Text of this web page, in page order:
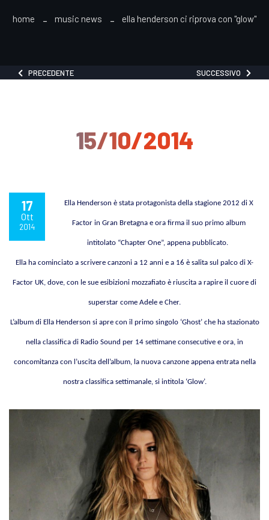
home music news ella henderson ci riprova con "glow"
PRECEDENTE SUCCESSIVO
15/10/2014
17
Ott
2014
Ella Henderson è stata protagonista della stagione 2012 di X
Factor in Gran Bretagna e ora firma il suo primo album
intitolato “Chapter One”, appena pubblicato.
Ella ha cominciato a scrivere canzoni a 12 anni e a 16 è salita sul palco di X-
Factor UK, dove, con le sue esibizioni mozzafiato è riuscita a rapire il cuore di
superstar come Adele e Cher.
L’album di Ella Henderson si apre con il primo singolo ‘Ghost’ che ha stazionato
nella classifica di Radio Sound per 14 settimane consecutive e ora, in
concomitanza con l’uscita dell’album, la nuova canzone appena entrata nella
nostra classifica settimanale, si intitola ‘Glow’.